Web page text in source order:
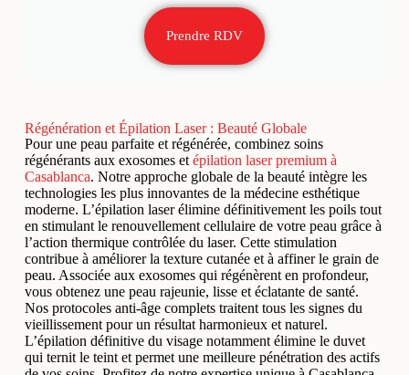
Prendre RDV
Régénération et Épilation Laser : Beauté Globale
Pour une peau parfaite et régénérée, combinez soins
régénérants aux exosomes et épilation laser premium à
Casablanca. Notre approche globale de la beauté intègre les
technologies les plus innovantes de la médecine esthétique
moderne. L’épilation laser élimine définitivement les poils tout
en stimulant le renouvellement cellulaire de votre peau grâce à
l’action thermique contrôlée du laser. Cette stimulation
contribue à améliorer la texture cutanée et à affiner le grain de
peau. Associée aux exosomes qui régénèrent en profondeur,
vous obtenez une peau rajeunie, lisse et éclatante de santé.
Nos protocoles anti-âge complets traitent tous les signes du
vieillissement pour un résultat harmonieux et naturel.
L’épilation définitive du visage notamment élimine le duvet
qui ternit le teint et permet une meilleure pénétration des actifs